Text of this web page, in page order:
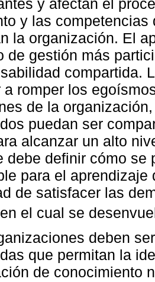
y afectan el
y las
la organización. El
de gestión más
compartida.
a romper los
de la
puedan ser
alcanzar un alto
debe definir cómo se
para el
de satisfacer las
el cual se
deben
que permitan la
de conocimiento